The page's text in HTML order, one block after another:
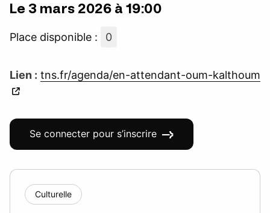
Le 3 mars 2026 à 19:00
Place disponible : 0
Lien : tns.fr/agenda/en-attendant-oum-kalthoum
Se connecter pour s’inscrire
Culturelle